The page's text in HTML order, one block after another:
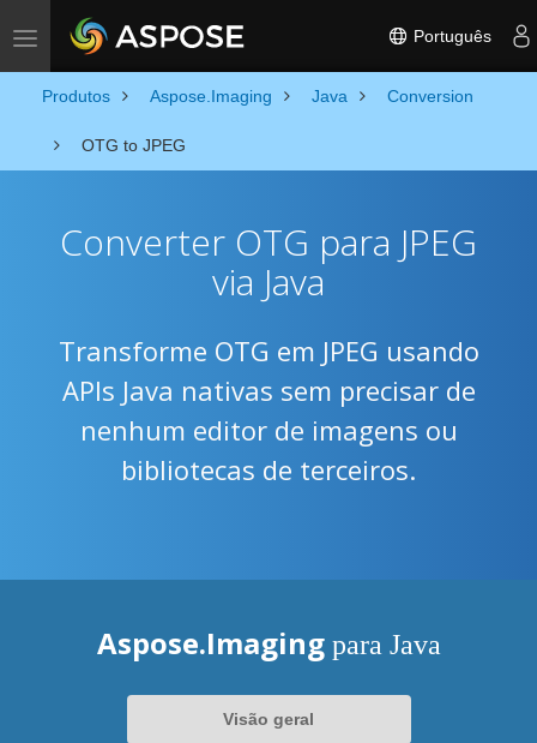
Toggle navigation Português
Produtos Aspose.Imaging Java Conversion
OTG to JPEG
Converter OTG para JPEG
via Java
Transforme OTG em JPEG usando
APIs Java nativas sem precisar de
nenhum editor de imagens ou
bibliotecas de terceiros.
Aspose.Imaging para Java
Visão geral